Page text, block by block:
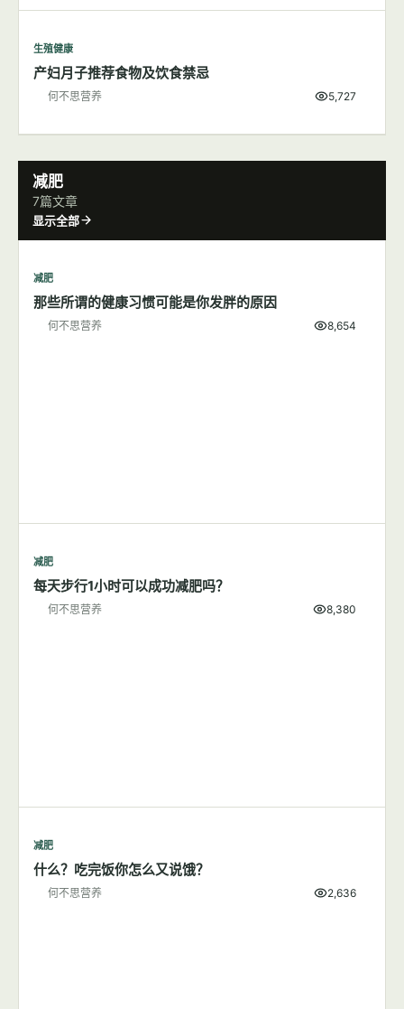
生殖健康
产妇月子推荐食物及饮食禁忌
何不思营养 5,727
减肥
7篇文章
显示全部
减肥
那些所谓的健康习惯可能是你发胖的原因
何不思营养 8,654
减肥
每天步行1小时可以成功减肥吗？
何不思营养 8,380
减肥
什么？吃完饭你怎么又说饿？
何不思营养 2,636